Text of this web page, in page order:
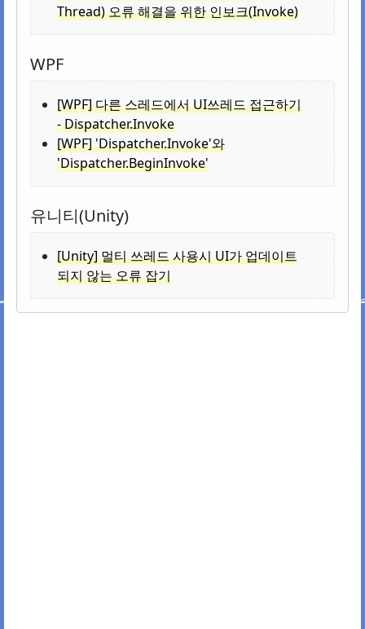
Thread) 오류 해결을 위한 인보크(Invoke)
WPF
[WPF] 다른 스레드에서 UI쓰레드 접근하기
- Dispatcher.Invoke
[WPF] 'Dispatcher.Invoke'와
'Dispatcher.BeginInvoke'
유니티(Unity)
[Unity] 멀티 쓰레드 사용시 UI가 업데이트
되지 않는 오류 잡기